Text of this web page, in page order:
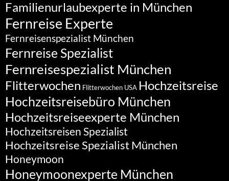
Familienurlaubexperte in München
Fernreise Experte
Fernreisenspezialist München
Fernreise Spezialist
Fernreisespezialist München
Flitterwochen Flitterwochen USA Hochzeitsreise
Hochzeitsreisebüro München
Hochzeitsreiseexperte München
Hochzeitsreisen Spezialist
Hochzeitsreise Spezialist München
Honeymoon
Honeymoonexperte München